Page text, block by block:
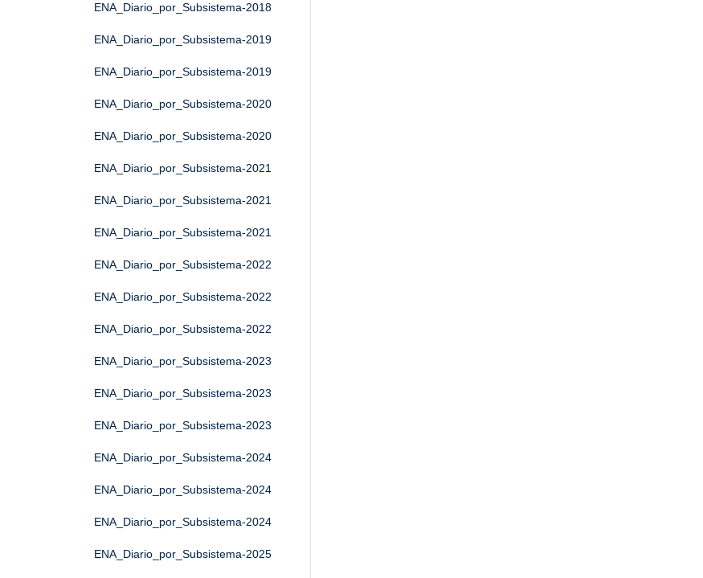
ENA_Diario_por_Subsistema-2018
ENA_Diario_por_Subsistema-2019
ENA_Diario_por_Subsistema-2019
ENA_Diario_por_Subsistema-2020
ENA_Diario_por_Subsistema-2020
ENA_Diario_por_Subsistema-2021
ENA_Diario_por_Subsistema-2021
ENA_Diario_por_Subsistema-2021
ENA_Diario_por_Subsistema-2022
ENA_Diario_por_Subsistema-2022
ENA_Diario_por_Subsistema-2022
ENA_Diario_por_Subsistema-2023
ENA_Diario_por_Subsistema-2023
ENA_Diario_por_Subsistema-2023
ENA_Diario_por_Subsistema-2024
ENA_Diario_por_Subsistema-2024
ENA_Diario_por_Subsistema-2024
ENA_Diario_por_Subsistema-2025